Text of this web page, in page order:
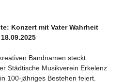
Konzert mit Vater Wahrheit
Bandnamen steckt
Städtische Musikverein Erkelenz
100-jähriges Bestehen feiert.